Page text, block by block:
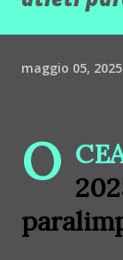
maggio 05, 2025
O